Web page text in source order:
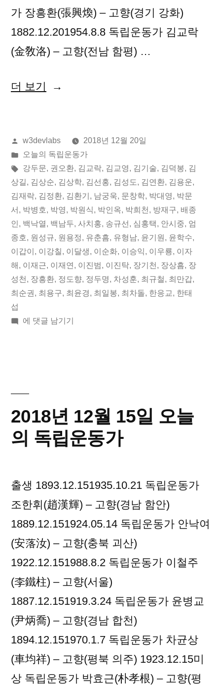
가 장흥환(張興煥) – 고향(경기 강화)
1882.12.201954.8.8 독립운동가 김교락
(金敎洛) – 고향(전남 함평) …
더 보기 “2018
월
20
일
오
늘
의
독
립
운
동
올
린
이:
w3devlabs
2018년 12월 20일
게
시
됨:
오늘의 독립운동가
태
그:
강두문, 권오환, 김교락, 김교영, 김기술, 김덕봉, 김
상길, 김상순, 김상학, 김선홍, 김성도, 김연환, 김용운,
김재락, 김정환, 김환기 , 남궁욱, 문창학, 박대영, 박문
서 , 박병호, 박영, 박원식, 박인옥, 박희천 , 방재구, 배종
인 , 백낙열, 백남두, 사치홍, 송규선 , 심홍택, 안시중, 엄
종호, 원성규, 원용정, 유춘흠, 유형남, 윤기원 , 윤학수,
이갑이 , 이강칠, 이달생, 이순화, 이승익, 이우룡, 이자
해 , 이재근, 이재연 , 이진범, 이진탁, 장기천 , 장상흠, 장
성천 , 장흥환, 정도향, 정두명, 차성훈, 최규철, 최만갑,
최순권 , 최용구, 최윤경, 최일봉, 최차돌, 한응교, 한태
섭
2018
늘
의
독
동
가
에 댓글 남기기
2018년 12월 15일 오늘
의 독립운동가
출생 1893.12.151935.10.21 독립운동가
조한휘(趙漢輝) – 고향(경남 함안)
1889.12.151924.05.14 독립운동가 안낙여
(安落汝) – 고향(충북 괴산)
1922.12.151988.8.2 독립운동가 이철주
(李鐵柱) – 고향(서울)
1887.12.151919.3.24 독립운동가 윤병교
(尹炳喬) – 고향(경남 합천)
1894.12.151970.1.7 독립운동가 차균상
(車均祥) – 고향(평북 의주) 1923.12.15미
상 독립운동가 박효근(朴孝根) – 고향(평